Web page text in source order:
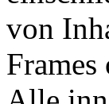
von